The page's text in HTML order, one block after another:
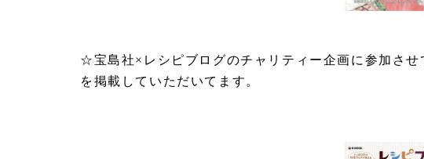
☆宝島社×レシピブログのチャリティー企画に参加さ
を掲載していただいてます。